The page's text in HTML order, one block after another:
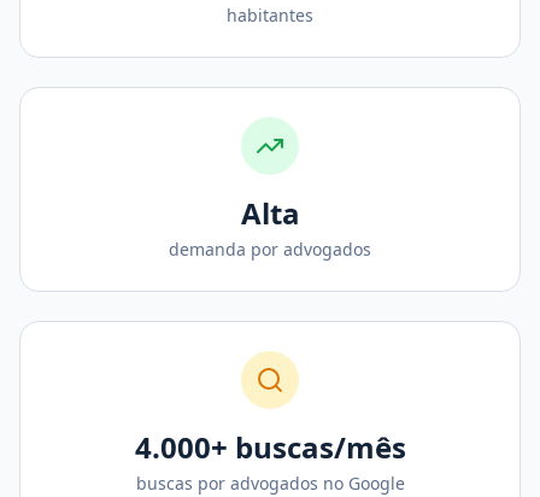
habitantes
Alta
demanda por advogados
4.000+ buscas/mês
buscas por advogados no Google